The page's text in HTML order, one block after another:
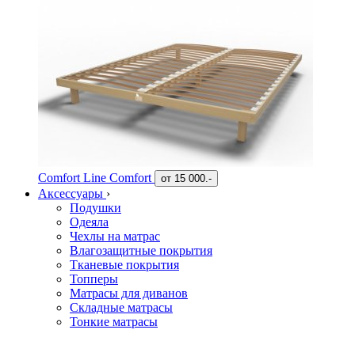
Comfort Line Comfort от 15 000.-
Аксессуары ›
Подушки
Одеяла
Чехлы на матрас
Влагозащитные покрытия
Тканевые покрытия
Топперы
Матрасы для диванов
Складные матрасы
Тонкие матрасы